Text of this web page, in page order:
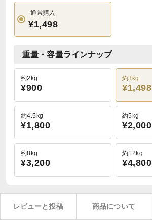
通常購入
¥1,498
重量・容量ラインナップ
約2kg
¥900
約3kg
¥1,498
約4.5kg
¥1,800
約5kg
¥2,000
約8kg
¥3,200
約12kg
¥4,800
レビューと投稿 商品について